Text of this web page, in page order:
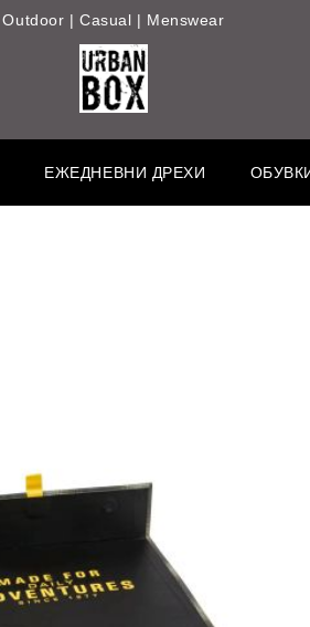
Outdoor | Casual | Menswear
ЕЖЕДНЕВНИ ДРЕХИ